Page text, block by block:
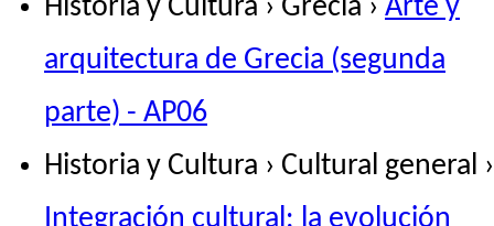
Historia y Cultura › Grecia › Arte y
arquitectura de Grecia (segunda
parte) - AP06
Historia y Cultura › Cultural general ›
Integración cultural: la evolución